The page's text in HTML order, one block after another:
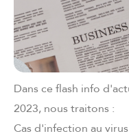
Dans ce flash info
2023, nous traitons :
Cas d'infection au